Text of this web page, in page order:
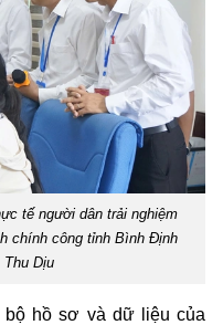
tế người dân trải nghiệm
chính công tỉnh Bình Định
Dịu
bộ hồ sơ và dữ liệu của